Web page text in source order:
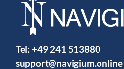
Tel: +49 241 513880
support@navigium.online